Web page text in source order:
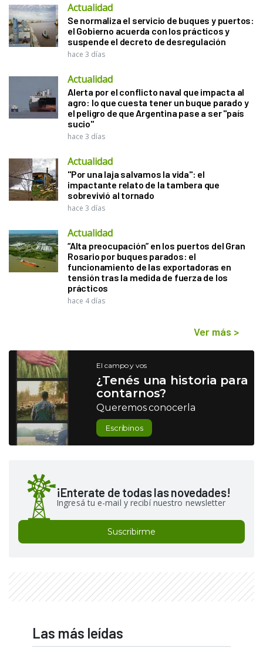
Actualidad
Se normaliza el servicio de buques y puertos:
el Gobierno acuerda con los prácticos y
suspende el decreto de desregulación
hace 3 días
Actualidad
Alerta por el conflicto naval que impacta al
agro: lo que cuesta tener un buque parado y
el peligro de que Argentina pase a ser "país
sucio"
hace 3 días
Actualidad
"Por una laja salvamos la vida": el
impactante relato de la tambera que
sobrevivió al tornado
hace 3 días
Actualidad
“Alta preocupación” en los puertos del Gran
Rosario por buques parados: el
funcionamiento de las exportadoras en
tensión tras la medida de fuerza de los
prácticos
hace 4 días
Ver más >
El campo y vos
¿Tenés una historia para
contarnos?
Queremos conocerla
Escribinos
¡Enterate de todas las novedades!
Ingresá tu e-mail y recibí nuestro newsletter
Suscribirme
Las más leídas